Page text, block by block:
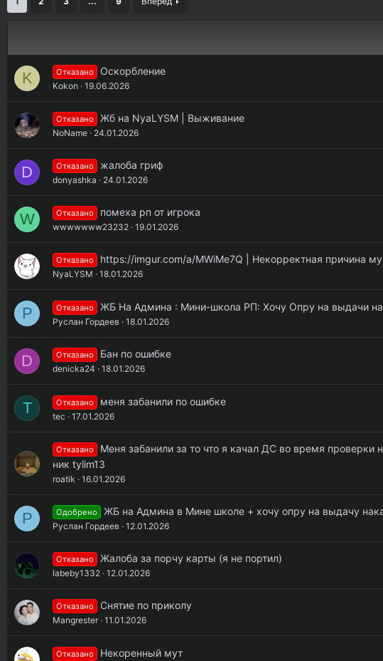
K Отказано Оскорбление
Kokon 19.06.2026
Отказано Жб на NyaLYSM | Выживание
NoName 24.01.2026
D Отказано жалоба гриф
donyashka 24.01.2026
W Отказано помеха рп от игрока
wwwwwww23232 19.01.2026
Отказано https://imgur.com/a/MWiMe7Q | Некорректная причина
NyaLYSM 18.01.2026
Р Отказано ЖБ На Админа : Мини-школа РП: Хочу Опру на выдачи
Руслан Гордеев 18.01.2026
D Отказано Бан по ошибке
denicka24 18.01.2026
T Отказано меня забанили по ошибке
tec 17.01.2026
Отказано
Меня забанили за то что я качал ДС во время проверки
ник tylim13
roatik 16.01.2026
Р Одобрено ЖБ на Админа в Мине школе + хочу опру на выдачу
Руслан Гордеев 12.01.2026
Отказано Жалоба за порчу карты (я не портил)
labeby1332 12.01.2026
Отказано Снятие по приколу
Mangrester 11.01.2026
Отказано Некоренный мут